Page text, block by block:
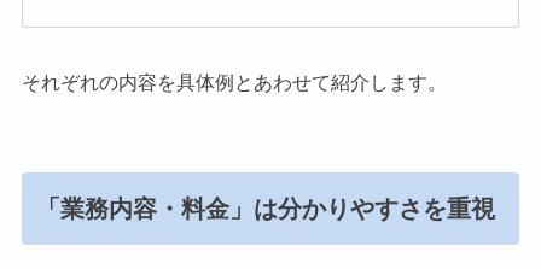
それぞれの内容を具体例とあわせて紹介します。
「業務内容・料金」は分かりやすさを重視